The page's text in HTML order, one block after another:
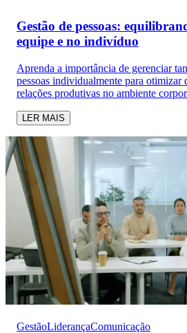
Gestão de pessoas:
equipe e no indivíduo
Aprenda a importância de gerenciar
pessoas individualmente para otimizar
relações produtivas no ambiente
LER MAIS
GestãoLiderançaComunicação